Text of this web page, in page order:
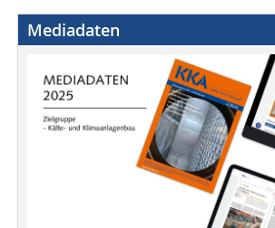
Mediadaten